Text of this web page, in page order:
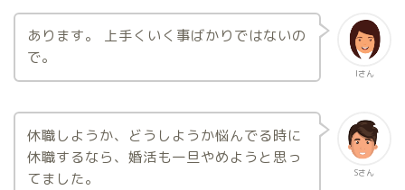
Iさん
あります。 上手くいく事ばかりではないの
で。
Sさん
休職しようか、どうしようか悩んでる時に
休職するなら、婚活も一旦やめようと思っ
てました。